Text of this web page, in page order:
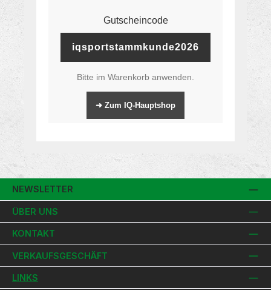
Gutscheincode
iqsportstammkunde2026
Bitte im Warenkorb anwenden.
➜ Zum IQ-Hauptshop
NEWSLETTER
ÜBER UNS
KONTAKT
VERKAUFSGESCHÄFT
LINKS